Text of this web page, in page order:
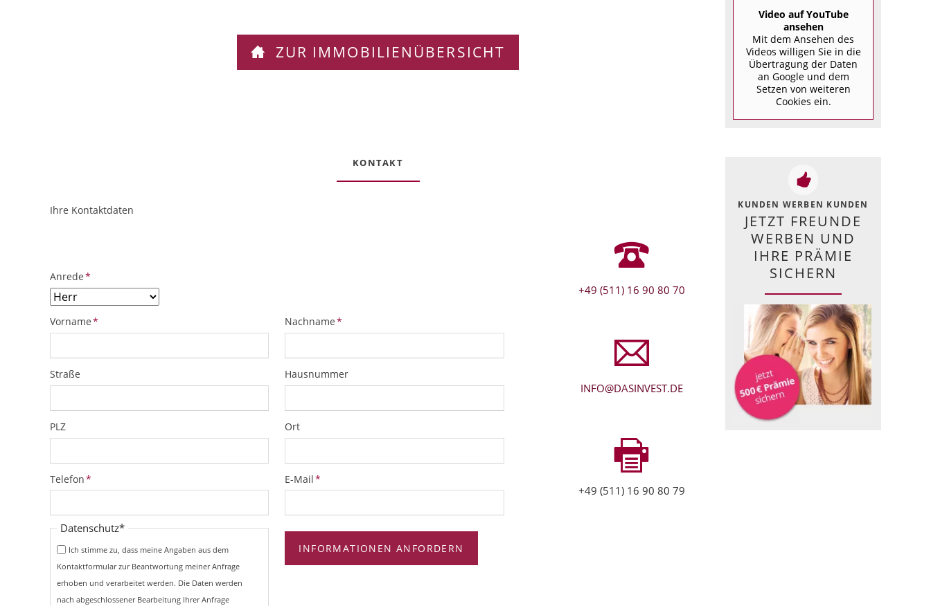
ZUR IMMOBILIENÜBERSICHT
KONTAKT
ObjektPlatzhalter
URL
Ihre Kontaktdaten
Pflichtfeld
Anrede*
Pflichtfeld
Vorname* Pflichtfeld
Nachname*
Straße Hausnummer
PLZ Ort
Pflichtfeld
Telefon* Pflichtfeld
E-Mail*
Pflichtfeld
Datenschutz*
Ich stimme zu, dass meine Angaben aus dem
Kontaktformular zur Beantwortung meiner Anfrage
erhoben und verarbeitet werden. Die Daten werden
nach abgeschlossener Bearbeitung Ihrer Anfrage
INFORMATIONEN ANFORDERN
+49 (511) 16 90 80 70
INFO@DASINVEST.DE
+49 (511) 16 90 80 79
Video auf YouTube
ansehen
Mit dem Ansehen des
Videos willigen Sie in die
Übertragung der Daten
an Google und dem
Setzen von weiteren
Cookies ein.
KUNDEN WERBEN KUNDEN
JETZT FREUNDE
WERBEN UND
IHRE PRÄMIE
SICHERN